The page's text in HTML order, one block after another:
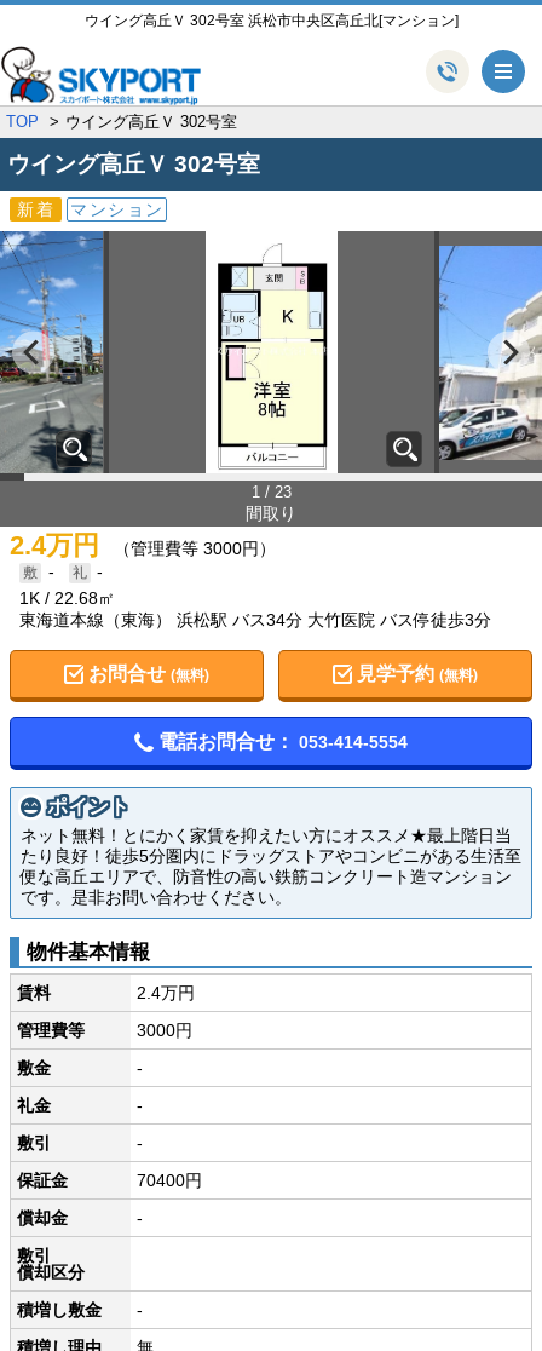
ウイング高丘Ｖ 302号室 浜松市中央区高丘北[マンション]
TOP ウイング高丘Ｖ 302号室
ウイング高丘Ｖ 302号室
新着 マンション
1 / 23
間取り
2.4万円 （管理費等 3000円）
-
-
1K
22.68㎡
東海道本線（東海） 浜松駅 バス34分 大竹医院 バス停徒歩3分
お問合せ (無料) 見学予約(無料)
電話お問合せ： 053-414-5554
ポイント
ネット無料！とにかく家賃を抑えたい方にオススメ★最上階日当
たり良好！徒歩5分圏内にドラッグストアやコンビニがある生活至
便な高丘エリアで、防音性の高い鉄筋コンクリート造マンション
です。是非お問い合わせください。
物件基本情報
賃料
2.4万円
管理費等
3000円
敷金
-
礼金
-
敷引
-
保証金
70400円
償却金
-
敷引
償却区分
積増し敷金
-